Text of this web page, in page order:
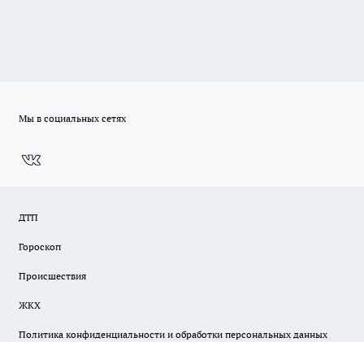
Мы в социальных сетях
ДТП
Гороскоп
Происшествия
ЖКХ
Политика конфиденциальности и обработки персональных данных